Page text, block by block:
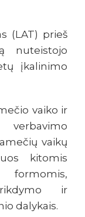
(LAT) prieš
nuteistojo
įkalinimo
vaiko ir
vaikų
kitomis
ir
dalykais.